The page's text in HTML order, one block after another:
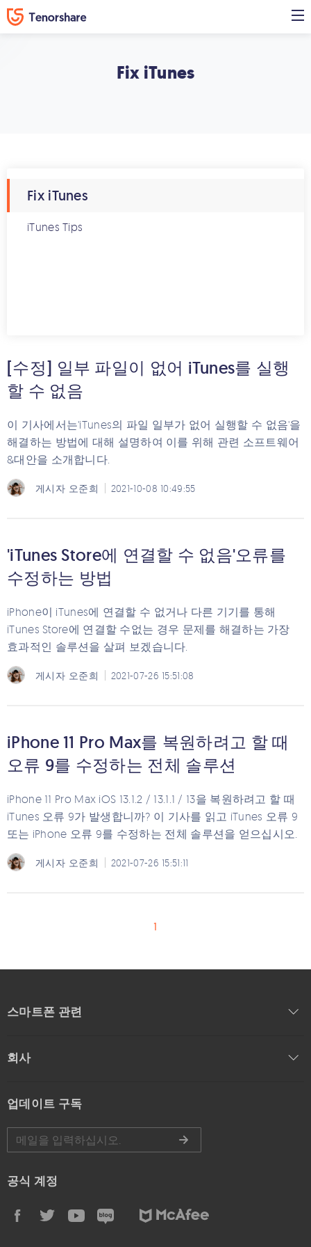
Fix iTunes
Fix iTunes
iTunes Tips
[수정] 일부 파일이 없어 iTunes를 실행
할 수 없음
이 기사에서는'iTunes의 파일 일부가 없어 실행할 수 없음'을
해결하는 방법에 대해 설명하여 이를 위해 관련 소프트웨어
&대안을 소개합니다.
게시자 오준희 2021-10-08 10:49:55
'iTunes Store에 연결할 수 없음'오류를
수정하는 방법
iPhone이 iTunes에 연결할 수 없거나 다른 기기를 통해
iTunes Store에 연결할 수없는 경우 문제를 해결하는 가장
효과적인 솔루션을 살펴 보겠습니다.
게시자 오준희 2021-07-26 15:51:08
iPhone 11 Pro Max를 복원하려고 할 때
오류 9를 수정하는 전체 솔루션
iPhone 11 Pro Max iOS 13.1.2 / 13.1.1 / 13을 복원하려고 할 때
iTunes 오류 9가 발생합니까? 이 기사를 읽고 iTunes 오류 9
또는 iPhone 오류 9를 수정하는 전체 솔루션을 얻으십시오.
게시자 오준희 2021-07-26 15:51:11
1
스마트폰 관련
회사
업데이트 구독
공식 계정